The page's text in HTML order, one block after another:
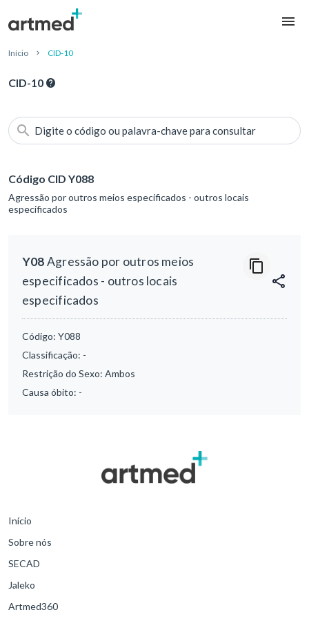
Início CID-10
CID-10
Digite o código ou palavra-chave para consultar
Código CID Y088
Agressão por outros meios especificados - outros locais
especificados
Y08Agressão por outros meios
especificados - outros locais
especificados
Código: Y088
Classificação: -
Restrição do Sexo: Ambos
Causa óbito: -
Início
Sobre nós
SECAD
Jaleko
Artmed360